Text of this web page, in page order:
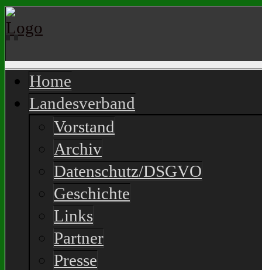
Home
Landesverband
Vorstand
Archiv
Datenschutz/DSGVO
Geschichte
Links
Partner
Presse